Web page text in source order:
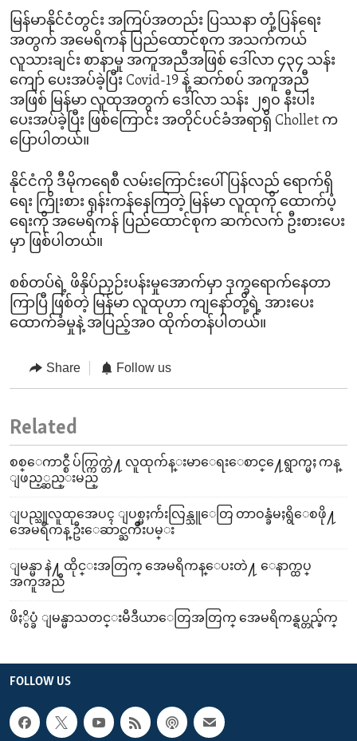
မြန်မာနိုင်ငံတွင်း အကြပ်အတည်း ပြဿနာ တုံ့ပြန်ရေး
အတွက် အမေရိကန် ပြည်ထောင်စုက အသက်ကယ်
လူသားချင်း စာနာမှု အကူအညီအဖြစ် ဒေါ်လာ ၄၃၄ သန်း
ကျော် ပေးအပ်ခဲ့ပြီး Covid-19 နဲ့ ဆက်စပ် အကူအညီ
အဖြစ် မြန်မာ လူထုအတွက် ဒေါ်လာ သန်း ၂၅၀ နီးပါး
ပေးအပ်ခဲ့ပြီး ဖြစ်ကြောင်း အတိုင်ပင်ခံအရာရှိ Chollet က
ပြောပါတယ်။
နိုင်ငံကို ဒီမိုကရေစီ လမ်းကြောင်းပေါ် ပြန်လည် ရောက်ရှိ
ရေး ကြိုးစား ရုန်းကန်နေကြတဲ့ မြန်မာ လူထုကို ထောက်ပံ့
ရေးကို အမေရိကန် ပြည်ထောင်စုက ဆက်လက် ဦးစားပေး
မှာ ဖြစ်ပါတယ်။
စစ်တပ်ရဲ့ ဖိနှိပ်ညှဉ်းပန်းမှုအောက်မှာ ဒုက္ခရောက်နေတာ
ကြာပြီ ဖြစ်တဲ့ မြန်မာ လူထုဟာ ကျနော်တို့ရဲ့ အားပေး
ထောက်ခံမှုနဲ့ အပြည့်အ၀ ထိုက်တန်ပါတယ်။
Share Follow us
Related
စစ္ေကာင္စီ ပ်က္ကြက္တဲ႔ လူထုက်န္းမာေရးေစာင္႔ေရွာက္မႈ ကန္
ျဖည့္ဆည္းမည္
ျပည္သူလူထုအေပၚ ျပစ္မႈက်ဴးလြန္သူေတြ တာဝန္ခံမႈရွိေစဖို႔
အေမရိကန္ ဦးေဆာင္ႀကိဳးပမ္း
ျမန္မာ နဲ႔ ထိုင္းအတြက္ အေမရိကန္ေပးတဲ႔ ေနာက္ထပ္
အကူအညီ
ဖိႏွိပ္ခံ ျမန္မာသတင္းမီဒီယာေတြအတြက္ အေမရိကန္ရပ္တည္ခ်က္
FOLLOW US